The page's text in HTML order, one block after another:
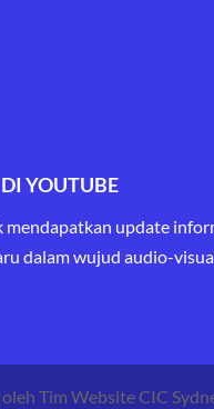
YOUTUBE
mendapatkan update
dalam wujud audio-
Tim Website CIC